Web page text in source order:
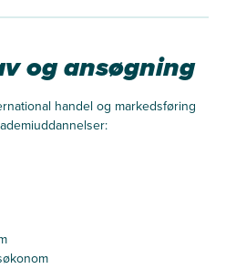
og ansøgning
handel og markedsføring